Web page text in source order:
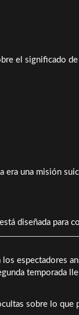
el significado de
era una misión
diseñada para
espectadores
temporada
sobre lo que